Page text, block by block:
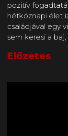
pozitív
hétköznapi élet
családjával egy
sem keresi a
Előzetes